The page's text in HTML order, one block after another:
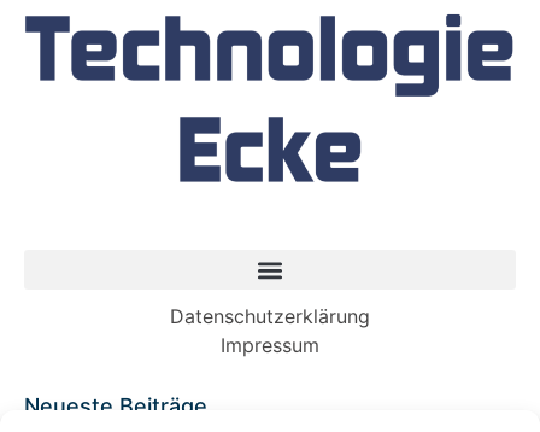
Datenschutzerklärung
Impressum
Neueste Beiträge